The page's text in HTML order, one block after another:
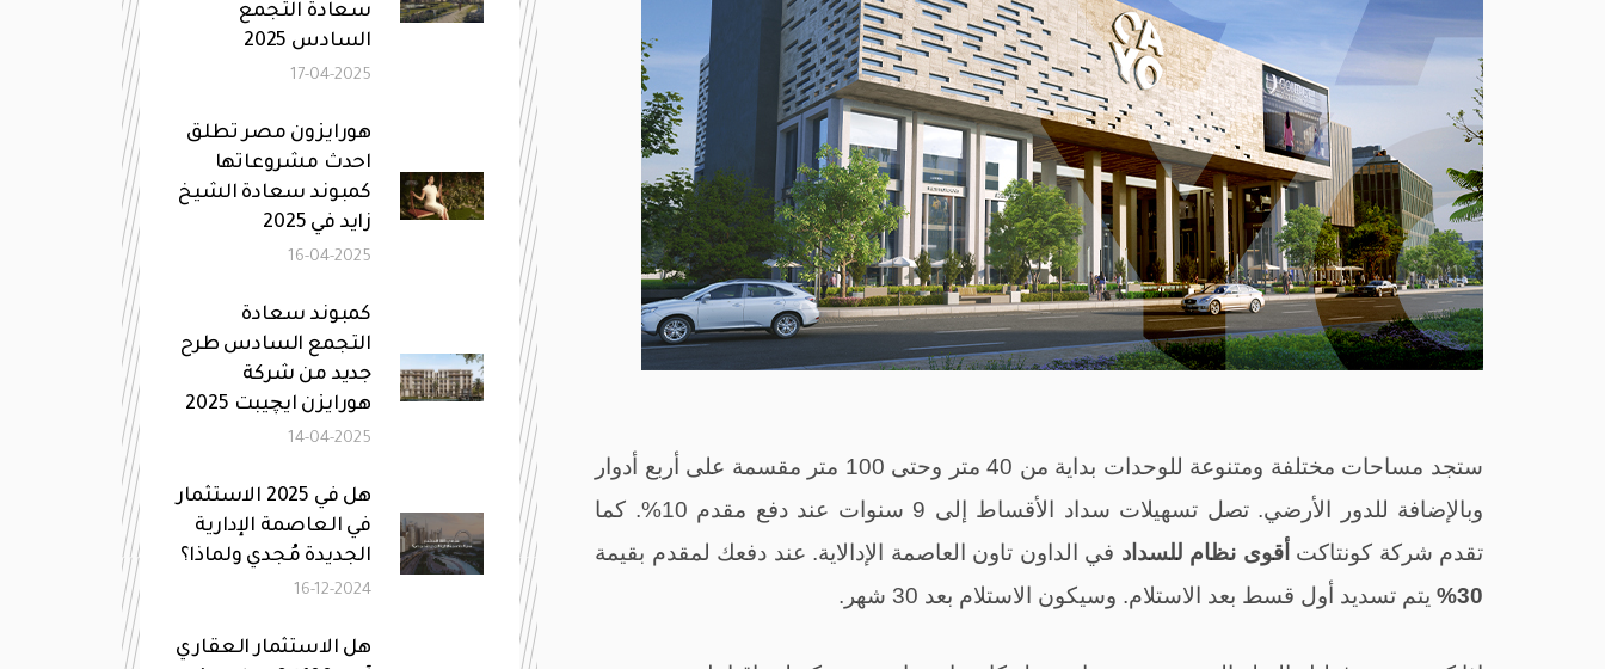
ستجد مساحات مختلفة ومتنوعة للوحدات بداية من 40 متر وحتى 100 متر مقسمة على أربع أدوار
وبالإضافة للدور الأرضي. تصل تسهيلات سداد الأقساط إلى 9 سنوات عند دفع مقدم 10%.
كما
تقدم شركة كونتاكت أقوى نظام للسداد في الداون تاون العاصمة الإدالاية. عند دفعك لمقدم بقيمة
30%
يتم تسديد أول قسط بعد الاستلام. وسيكون الاستلام بعد 30 شهر.
سعادة التجمع
السادس 2025
17-04-2025
هورايزون مصر تطلق
احدث مشروعاتها
كمبوند سعادة الشيخ
زايد في 2025
16-04-2025
كمبوند سعادة
التجمع السادس طرح
جديد من شركة
هورايزن ايچيبت 2025
14-04-2025
هل في 2025 الاستثمار
في العاصمة الإدارية
الجديدة مُجدي ولماذا؟
16-12-2024
هل الاستثمار العقاري